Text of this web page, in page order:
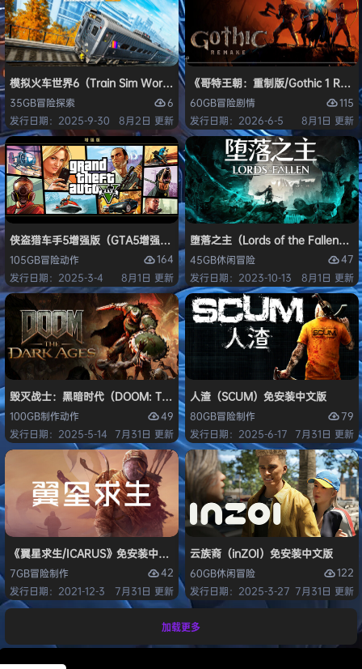
模拟火车世界6（Train Sim World 6）免安装中文版
35GB冒险探索
6
发行日期：2025-9-30
8月2日 更新
《哥特王朝：重制版/Gothic 1
60GB冒险剧情
115
发行日期：2026-6-5
8月1日 更新
侠盗猎车手5增强版（GTA5增强版（Grand Theft Auto V Enhanced）免
105GB冒险动作
164
发行日期：2025-3-4
8月1日 更新
堕落之主（Lords of the Fallen）免
45GB休闲冒险
47
发行日期：2023-10-13
8月1日 更新
毁灭战士：黑暗时代（DOOM: The Dark Ages）免安装中文版
100GB制作动作
49
发行日期：2025-5-14
7月31日 更新
人渣（SCUM）免安装中文版
80GB冒险制作
79
发行日期：2025-6-17
7月31日 更新
《翼星求生/ICARUS》免安装中文版
7GB冒险制作
42
发行日期：2021-12-3
7月31日 更新
云族裔（inZOI）免安装中文版
60GB休闲冒险
122
发行日期：2025-3-27 7月31日 更新
加载更多